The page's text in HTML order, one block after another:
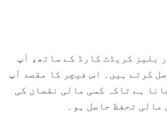
بلیز کریڈٹ کارڈ کے ساتھ، آپ
کرتے ہیں۔ اس فیچر کا مقصد آپ
ہے تاکہ کسی مالی نقصان کی
مالی تحفظ حاصل ہو۔